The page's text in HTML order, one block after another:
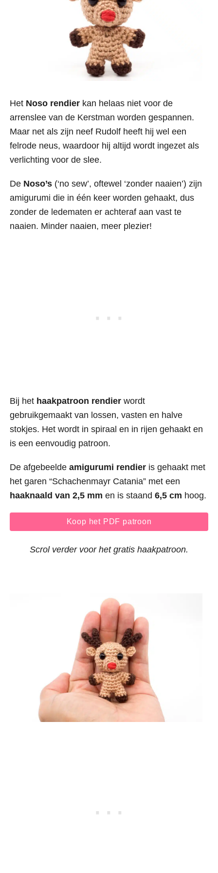
Het Noso rendier kan helaas niet voor de
arrenslee van de Kerstman worden gespannen.
Maar net als zijn neef Rudolf heeft hij wel een
felrode neus, waardoor hij altijd wordt ingezet als
verlichting voor de slee.
De Noso’s (‘no sew’, oftewel ‘zonder naaien’) zijn
amigurumi die in één keer worden gehaakt, dus
zonder de ledematen er achteraf aan vast te
naaien. Minder naaien, meer plezier!
Bij het haakpatroon rendier wordt
gebruikgemaakt van lossen, vasten en halve
stokjes. Het wordt in spiraal en in rijen gehaakt en
is een eenvoudig patroon.
De afgebeelde amigurumi rendier is gehaakt met
het garen “Schachenmayr Catania” met een
haaknaald van 2,5 mm en is staand 6,5 cm hoog.
Koop het PDF patroon
Scrol verder voor het gratis haakpatroon.